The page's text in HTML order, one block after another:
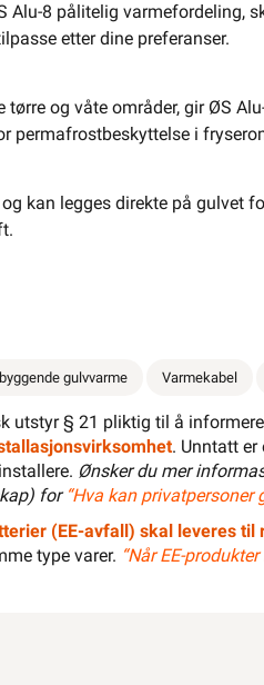
oss
Finn butikk Finn
ØS Alu-8 8W/m 1200W 160 m
599,20 eks. mva.
Pris per 1 Stykk
6±
Min butikk ikke
På lager kun
Alu-8 pålitelig varmefordeling,
etter dine preferanser.
tørre og våte områder, gir ØS
permafrostbeskyttelse i
kan legges direkte på gulvet
gulvvarme Varmekabel
utstyr § 21 pliktig til å
. Unntatt
Ønsker du mer
for “Hva kan privatpersoner
(EE-avfall) skal leveres til
type varer. “Når EE-